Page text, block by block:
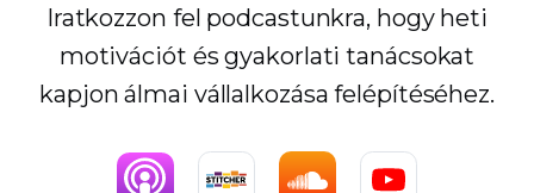
Iratkozzon fel podcastunkra, hogy heti
motivációt és gyakorlati tanácsokat
kapjon álmai vállalkozása felépítéséhez.